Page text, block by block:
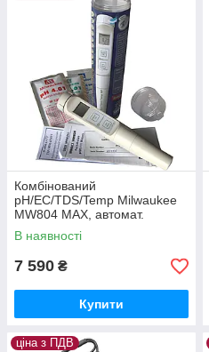
Комбінований
pH/EC/TDS/Temp Milwaukee
MW804 MAX, автомат.
калібрування, Угорщина
В наявності
7 590 ₴
Купити
ціна з ПДВ